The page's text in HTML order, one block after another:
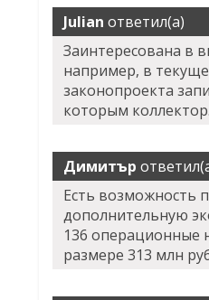
Julian ответил(а)
Заинтересована в
например, в
законопроекта
которым коллектор.
Димитър
Есть возможность
дополнительную
136 операционные
размере 313 млн